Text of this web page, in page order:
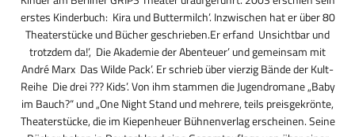
erstes Kinderbuch: ‚Kira und Buttermilch’. Inzwischen hat er über 80
Theaterstücke und Bücher geschrieben.Er erfand ‚Unsichtbar und
trotzdem da!’, ‚Die Akademie der Abenteuer’ und gemeinsam mit
André Marx ‚Das Wilde Pack’. Er schrieb über vierzig Bände der Kult-
Reihe ‚Die drei ??? Kids’. Von ihm stammen die Jugendromane „Baby
im Bauch?“ und „One Night Stand und mehrere, teils preisgekrönte,
Theaterstücke, die im Kiepenheuer Bühnenverlag erscheinen. Seine